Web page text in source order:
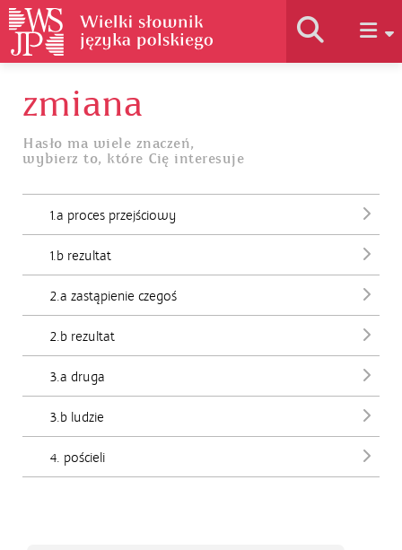
Jak korzystać
Podstawy naukowe
zmiana
Hasło ma wiele znaczeń,
wybierz to, które Cię interesuje
1.a proces przejściowy
1.b rezultat
2.a zastąpienie czegoś
2.b rezultat
3.a druga
3.b ludzie
4. pościeli